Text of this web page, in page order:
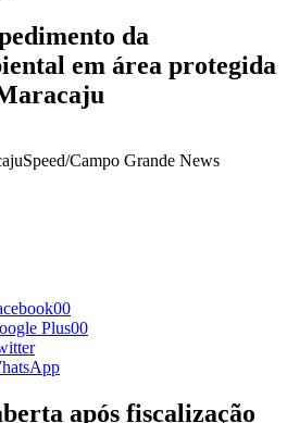
da
em área protegida
Campo Grande News
00
00
após fiscalização